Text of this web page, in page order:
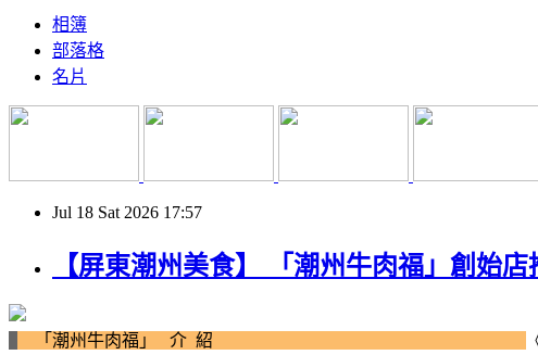
相簿
部落格
名片
Jul 18 Sat 2026 17:57
【屏東潮州美食】 「潮州牛肉福」創始
「潮州牛肉福」 介 紹